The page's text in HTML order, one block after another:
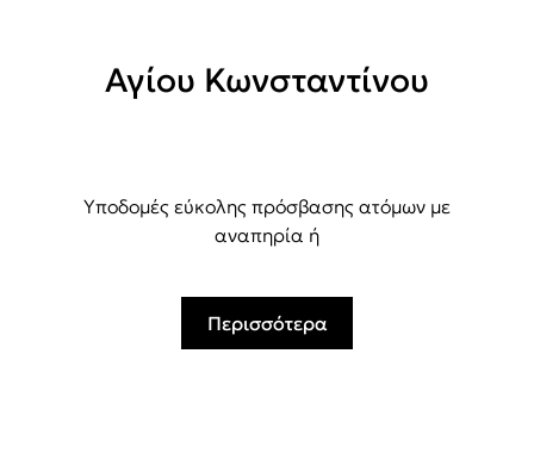
Αγίου Κωνσταντίνου
Υποδομές εύκολης πρόσβασης ατόμων με
αναπηρία ή
Περισσότερα